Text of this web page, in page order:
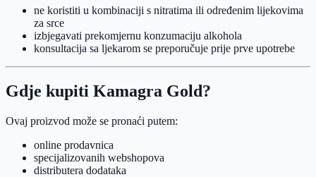
ne koristiti u kombinaciji s nitratima ili određenim lijekovima
za srce
izbjegavati prekomjernu konzumaciju alkohola
konsultacija sa ljekarom se preporučuje prije prve upotrebe
Gdje kupiti Kamagra Gold?
Ovaj proizvod može se pronaći putem:
online prodavnica
specijalizovanih webshopova
distributera dodataka